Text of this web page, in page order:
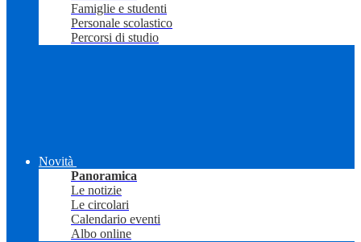
Famiglie e studenti
Personale scolastico
Percorsi di studio
Novità
Panoramica
Le notizie
Le circolari
Calendario eventi
Albo online